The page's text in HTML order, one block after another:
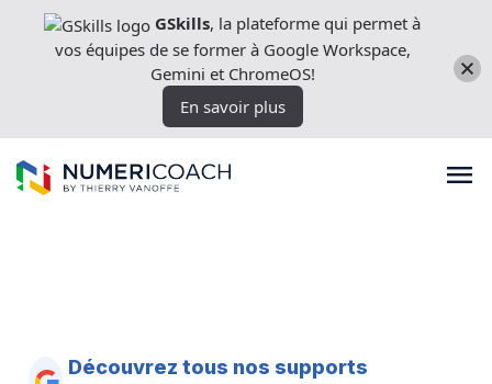
directement
Expertises techniques
Découvrez tous nos supports
GSkills, la plateforme qui permet à
vos équipes de se former à Google Workspace,
Gemini et ChromeOS!
En savoir plus